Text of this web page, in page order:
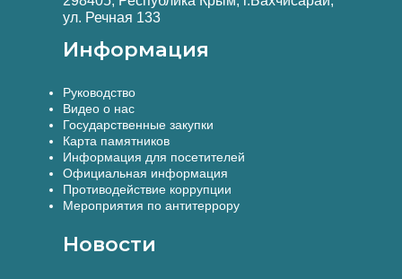
ул. Речная 133
Информация
Руководство
Видео о нас
Государственные закупки
Карта памятников
Информация для посетителей
Официальная информация
Противодействие коррупции
Мероприятия по антитеррору
Новости